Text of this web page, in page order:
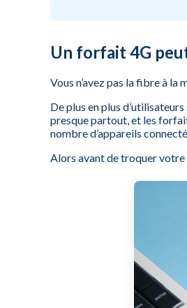
Un forfait 4G
Vous n’avez pas la fibre à la
De plus en plus
presque partout, et les
nombre d’appareils
Alors avant de troquer votre